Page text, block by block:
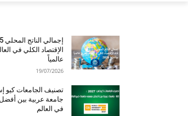
الإقتصاد الكلي في
عالمياً
19/07/2026
في العالم